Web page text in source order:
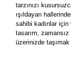
tarzınızı
ışıldayan
sahibi kadınlar için
tasarım,
üzerinizde